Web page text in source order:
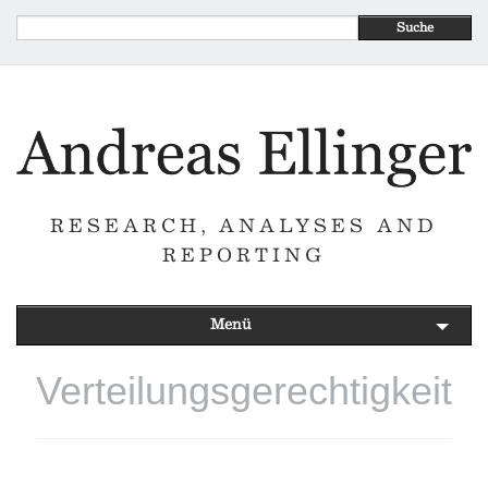
Suche
RESEARCH, ANALYSES AND
REPORTING
Menü
Verteilungsgerechtigkeit